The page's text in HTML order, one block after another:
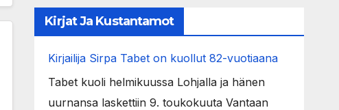
Kirjat Ja Kustantamot
Kirjailija Sirpa Tabet on kuollut 82-vuotiaana
Tabet kuoli helmikuussa Lohjalla ja hänen
uurnansa laskettiin 9. toukokuuta Vantaan